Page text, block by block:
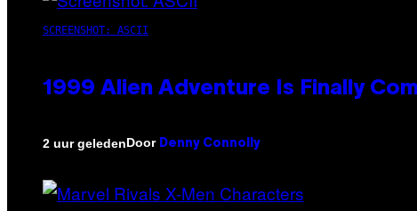
SCREENSHOT: ASCII
1999 Alien Adventure Is Finally
2 uur geledenDoor Denny Connolly